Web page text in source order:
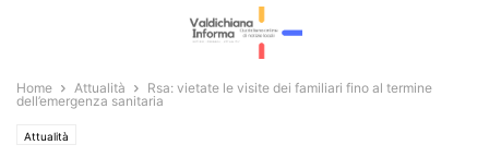
Home Attualità
Rsa: vietate le visite dei familiari fino al termine
dell’emergenza sanitaria
Attualità